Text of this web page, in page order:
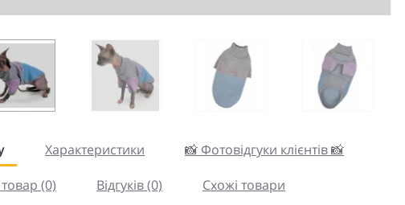
Характеристики
📸 Фотовідгуки клієнтів 📸
(0)
Відгуків (0) Схожі товари